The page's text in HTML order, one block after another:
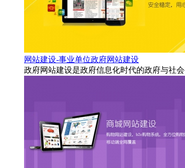
网站建设-事业单位政府网站建设
政府网站建设是政府信息化时代的政府与社